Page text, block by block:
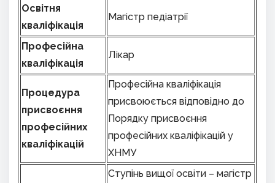
Освітня
кваліфікація
Магістр педіатрії
Професійна
кваліфікація
Лікар
Процедура
присвоєння
професійних
кваліфікацій
Професійна кваліфікація
присвоюється відповідно до
Порядку присвоєння
професійних кваліфікацій у
ХНМУ
Ступінь вищої освіти – магістр